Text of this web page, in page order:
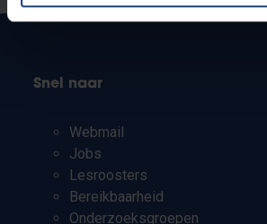
Snel naar
Webmail
Jobs
Lesroosters
Bereikbaarheid
Onderzoeksgroepen